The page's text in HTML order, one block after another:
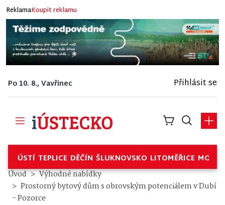
ReklamaKoupit reklamu
Po 10. 8., Vavřinec Přihlásit se
ÚSTÍ TEPLICE DĚČÍN ŠLUKNOVSKO LITOMĚŘICE
Prostorný bytový dům s
Úvod
Výhodné nabídky
Prostorný bytový dům s obrovským potenciálem v Dubí
- Pozorce